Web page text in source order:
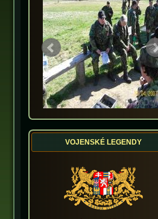
VOJENSKÉ LEGENDY